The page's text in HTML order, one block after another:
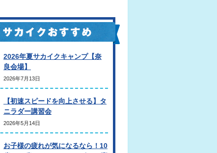
2026年夏サカイクキャンプ【奈
良会場】
2026年7月13日
【初速スピードを向上させる】タ
ニラダー講習会
2026年5月14日
お子様の疲れが気になるなら！10